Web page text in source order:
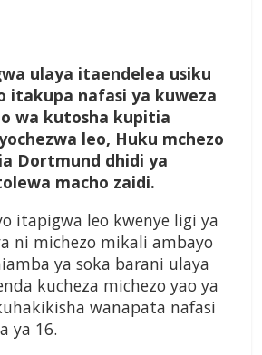
ulaya itaendelea usiku
itakupa nafasi ya kuweza
wa kutosha kupitia
leo, Huku mchezo
Dortmund dhidi ya
macho zaidi.
itapigwa leo kwenye ligi ya
ni michezo mikali ambayo
ya soka barani ulaya
kucheza michezo yao ya
wanapata nafasi
ya 16.